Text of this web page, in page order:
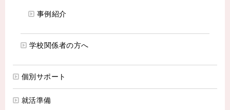
事例紹介
学校関係者の方へ
個別サポート
就活準備